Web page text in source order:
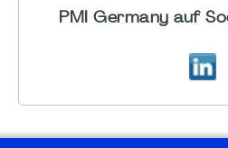
PMI Germany auf